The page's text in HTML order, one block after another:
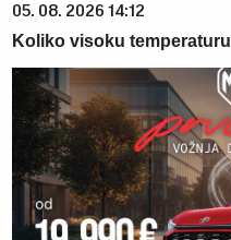
05. 08. 2026 14:12
Koliko visoku